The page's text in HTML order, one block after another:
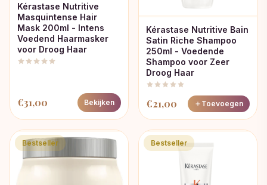
Kérastase Nutritive
Masquintense Hair
Mask 200ml - Intens
Voedend Haarmasker
voor Droog Haar
€31,00 Bekijken
Kérastase Nutritive Bain
Satin Riche Shampoo
250ml - Voedende
Shampoo voor Zeer
Droog Haar
€21,00 Toevoegen
Bestseller Bestseller